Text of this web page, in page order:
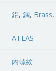
鋁,鋼, Brass
ATLAS
內螺紋